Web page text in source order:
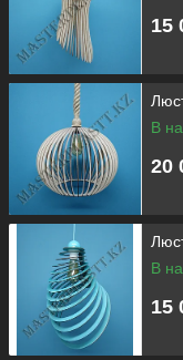
15
В
20
В
15